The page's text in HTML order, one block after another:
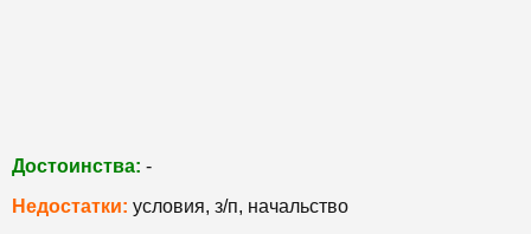
Достоинства: -
Недостатки: условия, з/п, начальство